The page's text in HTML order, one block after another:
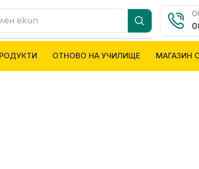
топка
ОТНОВО НА УЧИЛИЩЕ МАГАЗИН